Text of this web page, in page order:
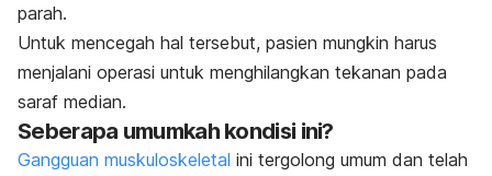
parah.
Untuk mencegah hal tersebut, pasien mungkin harus
menjalani operasi untuk menghilangkan tekanan pada
saraf median.
Seberapa umumkah kondisi ini?
Gangguan muskuloskeletal ini tergolong umum dan telah